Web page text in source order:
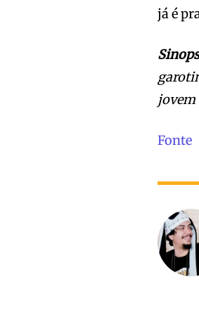
já é
jovem
Fonte